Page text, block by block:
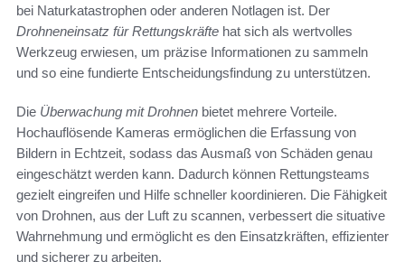
bei Naturkatastrophen oder anderen Notlagen ist. Der
Drohneneinsatz für Rettungskräfte hat sich als wertvolles
Werkzeug erwiesen, um präzise Informationen zu sammeln
und so eine fundierte Entscheidungsfindung zu unterstützen.
Die Überwachung mit Drohnen bietet mehrere Vorteile.
Hochauflösende Kameras ermöglichen die Erfassung von
Bildern in Echtzeit, sodass das Ausmaß von Schäden genau
eingeschätzt werden kann. Dadurch können Rettungsteams
gezielt eingreifen und Hilfe schneller koordinieren. Die Fähigkeit
von Drohnen, aus der Luft zu scannen, verbessert die situative
Wahrnehmung und ermöglicht es den Einsatzkräften, effizienter
und sicherer zu arbeiten.